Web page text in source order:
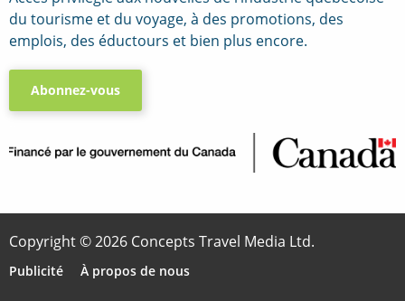
du tourisme et du voyage, à des promotions, des
emplois, des éductours et bien plus encore.
Abonnez-vous
Copyright © 2026 Concepts Travel Media Ltd.
Publicité À propos de nous